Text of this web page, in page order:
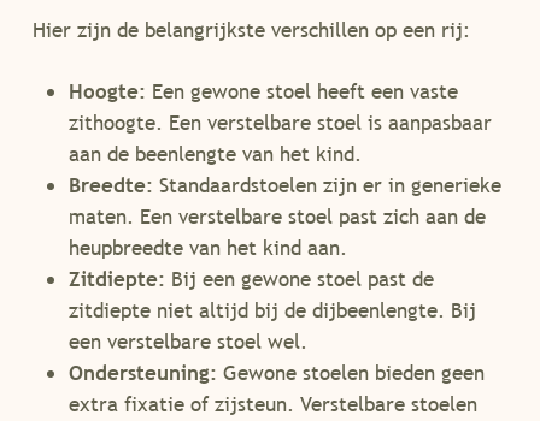
Hier zijn de belangrijkste verschillen op een rij:
Hoogte: Een gewone stoel heeft een vaste
zithoogte. Een verstelbare stoel is aanpasbaar
aan de beenlengte van het kind.
Breedte: Standaardstoelen zijn er in generieke
maten. Een verstelbare stoel past zich aan de
heupbreedte van het kind aan.
Zitdiepte: Bij een gewone stoel past de
zitdiepte niet altijd bij de dijbeenlengte. Bij
een verstelbare stoel wel.
Ondersteuning: Gewone stoelen bieden geen
extra fixatie of zijsteun. Verstelbare stoelen